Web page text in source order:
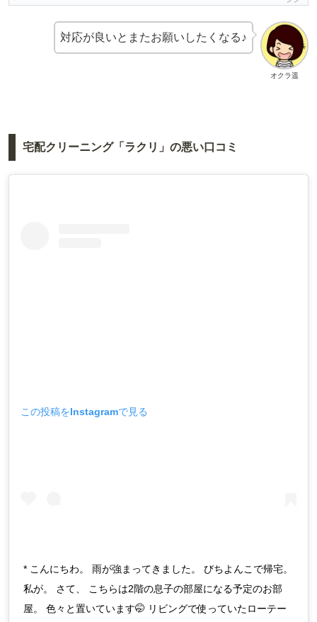
オクラ遥
対応が良いとまたお願いしたくなる♪
宅配クリーニング「ラクリ」の悪い口コミ
この投稿をInstagramで見る
* こんにちわ。 雨が強まってきました。 びちよんこで帰宅。
私が。 さて、 こちらは2階の息子の部屋になる予定のお部
屋。 色々と置いています🤭 リビングで使っていたローテー